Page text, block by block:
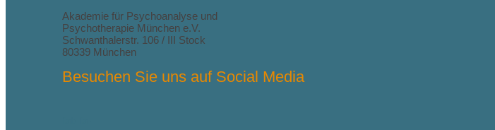
Akademie für Psychoanalyse und
Psychotherapie München e.V.
Schwanthalerstr. 106 / III Stock
80339 München
Besuchen Sie uns auf Social Media